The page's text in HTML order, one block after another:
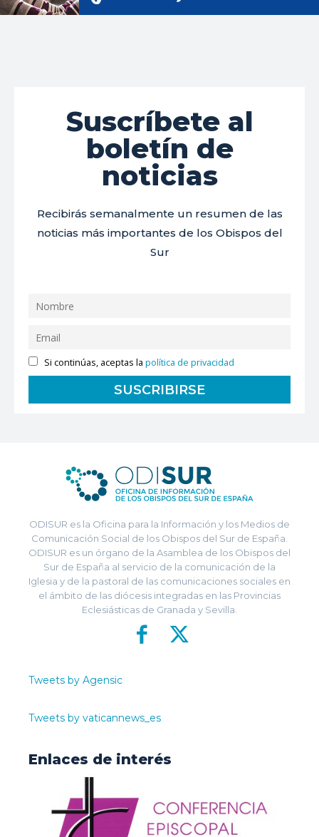
Suscríbete al
boletín de
noticias
Recibirás semanalmente un resumen de las
noticias más importantes de los Obispos del
Sur
Si continúas, aceptas lapolítica de privacidad
ODISUR es la Oficina para la Información y los Medios de
Comunicación Social de los Obispos del Sur de España.
ODISUR es un órgano de la Asamblea de los Obispos del
Sur de España al servicio de la comunicación de la
Iglesia y de la pastoral de las comunicaciones sociales en
el ámbito de las diócesis integradas en las Provincias
Eclesiásticas de Granada y Sevilla.
Tweets by Agensic
Tweets by vaticannews_es
Enlaces de interés